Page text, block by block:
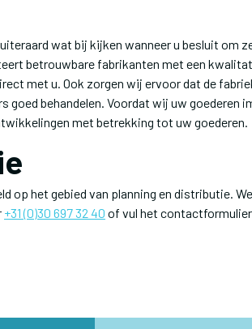
wat bij kijken wanneer u besluit om
betrouwbare fabrikanten met een
met u. Ook zorgen wij ervoor dat de
goed behandelen. Voordat wij uw goederen
met betrekking tot uw goederen.
het gebied van planning en distributie.
+31 (0)30 697 32 40 of vul het